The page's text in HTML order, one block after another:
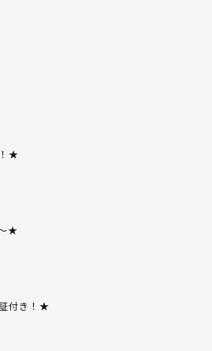
★
★
付き！★